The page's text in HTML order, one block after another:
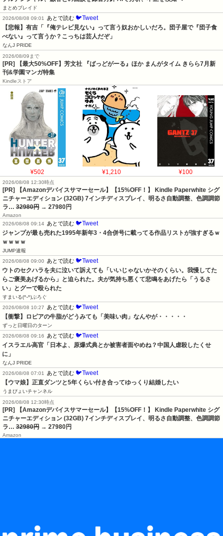
まとめブレイド
2026/08/08 09:01
あとで読む 🐦Tweet
【悲報】有吉「『俺テレビ見ない』って言う奴おかしいだろ。団子屋で『団子食
べない』って言うか？こっちは芸人だぞ」
なんJ PRIDE
2026/08/09まで
[PR] 【最大50%OFF】芳文社 『ばっどがーる』ほか まんがタイム きらら7月新
刊&学園マンガ特集
Kindleストア
¥502 ¥1,210 ¥100
2026/08/08 12:30時点
[PR] 【Amazonデバイスサマーセール】【15%OFF！】 Kindle Paperwhite シグ
ニチャーエディション (32GB) 7インチディスプレイ、明るさ自動調整、色調調節
ラ… 32980円 → 27980円
Amazon
2026/08/08 09:14 あとで読む 🐦Tweet
ジャンプが最も売れた1995年新年3・4合併号に載ってる作品リストが強すぎるｗ
ｗｗｗｗ
JUMP速報
2026/08/08 09:00
あとで読む 🐦Tweet
ウトのセクハラを夫に泣いて訴えても「いいじゃないかそのくらい。我慢してた
らご褒美あげるから」と迫られた。夫が気持ち悪くて悲鳴をあげたら「うるさ
い」とグーで殴られた
すまいる(^-^)ぶろぐ
2026/08/08 10:27
あとで読む 🐦Tweet
【衝撃】ロピアの牛脂がどうみても「美味い肉」なんやが・・・・・
ずっと日曜日のターン
2026/08/08 09:16
あとで読む 🐦Tweet
イスラエル高官「日本よ、原爆式典とか被害者面やめね？中国人虐殺したくせ
に」
なんJ PRIDE
2026/08/08 07:01
あとで読む 🐦Tweet
【ウマ娘】正直ダンツと5年くらい付き合ってゆっくり結婚したい
うまぴょいチャンネル
2026/08/08 12:30時点
[PR] 【Amazonデバイスサマーセール】【15%OFF！】 Kindle Paperwhite シグ
ニチャーエディション (32GB) 7インチディスプレイ、明るさ自動調整、色調調節
ラ… 32980円 → 27980円
Amazon